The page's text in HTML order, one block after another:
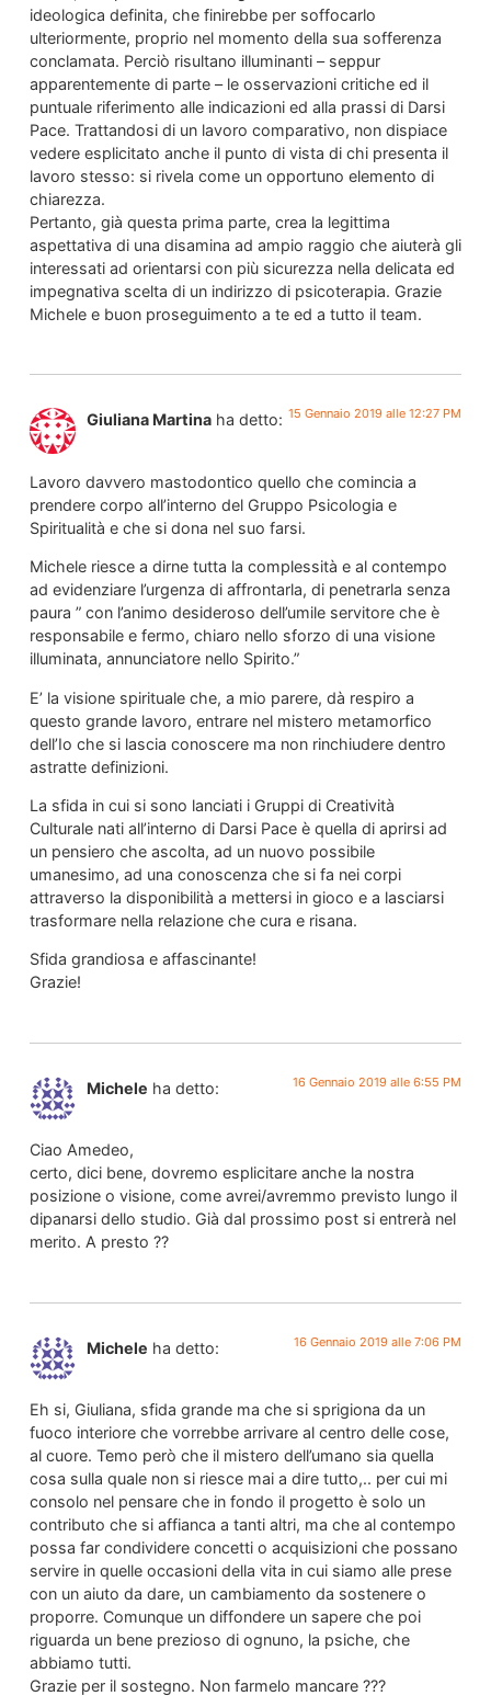
ideologica definita, che finirebbe per soffocarlo
ulteriormente, proprio nel momento della sua sofferenza
conclamata. Perciò risultano illuminanti – seppur
apparentemente di parte – le osservazioni critiche ed il
puntuale riferimento alle indicazioni ed alla prassi di Darsi
Pace. Trattandosi di un lavoro comparativo, non dispiace
vedere esplicitato anche il punto di vista di chi presenta il
lavoro stesso: si rivela come un opportuno elemento di
chiarezza.
Pertanto, già questa prima parte, crea la legittima
aspettativa di una disamina ad ampio raggio che aiuterà gli
interessati ad orientarsi con più sicurezza nella delicata ed
impegnativa scelta di un indirizzo di psicoterapia. Grazie
Michele e buon proseguimento a te ed a tutto il team.
Giuliana Martina ha detto: 15 Gennaio 2019 alle 12:27 PM
Lavoro davvero mastodontico quello che comincia a
prendere corpo all’interno del Gruppo Psicologia e
Spiritualità e che si dona nel suo farsi.
Michele riesce a dirne tutta la complessità e al contempo
ad evidenziare l’urgenza di affrontarla, di penetrarla senza
paura ” con l’animo desideroso dell’umile servitore che è
responsabile e fermo, chiaro nello sforzo di una visione
illuminata, annunciatore nello Spirito.”
E’ la visione spirituale che, a mio parere, dà respiro a
questo grande lavoro, entrare nel mistero metamorfico
dell’Io che si lascia conoscere ma non rinchiudere dentro
astratte definizioni.
La sfida in cui si sono lanciati i Gruppi di Creatività
Culturale nati all’interno di Darsi Pace è quella di aprirsi ad
un pensiero che ascolta, ad un nuovo possibile
umanesimo, ad una conoscenza che si fa nei corpi
attraverso la disponibilità a mettersi in gioco e a lasciarsi
trasformare nella relazione che cura e risana.
Sfida grandiosa e affascinante!
Grazie!
Michele ha detto: 16 Gennaio 2019 alle 6:55 PM
Ciao Amedeo,
certo, dici bene, dovremo esplicitare anche la nostra
posizione o visione, come avrei/avremmo previsto lungo il
dipanarsi dello studio. Già dal prossimo post si entrerà nel
merito. A presto ??
Michele ha detto: 16 Gennaio 2019 alle 7:06 PM
Eh si, Giuliana, sfida grande ma che si sprigiona da un
fuoco interiore che vorrebbe arrivare al centro delle cose,
al cuore. Temo però che il mistero dell’umano sia quella
cosa sulla quale non si riesce mai a dire tutto,.. per cui mi
consolo nel pensare che in fondo il progetto è solo un
contributo che si affianca a tanti altri, ma che al contempo
possa far condividere concetti o acquisizioni che possano
servire in quelle occasioni della vita in cui siamo alle prese
con un aiuto da dare, un cambiamento da sostenere o
proporre. Comunque un diffondere un sapere che poi
riguarda un bene prezioso di ognuno, la psiche, che
abbiamo tutti.
Grazie per il sostegno. Non farmelo mancare ???